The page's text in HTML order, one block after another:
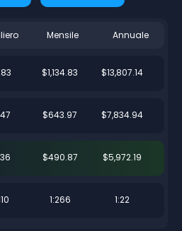
Mensile Annuale
$1,134.83 $13,807.14
$643.97 $7,834.94
$490.87 $5,972.19
1:266 1:22